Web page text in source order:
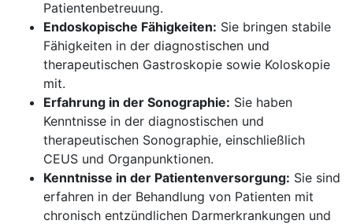
Patientenbetreuung.
Endoskopische Fähigkeiten: Sie bringen stabile
Fähigkeiten in der diagnostischen und
therapeutischen Gastroskopie sowie Koloskopie
mit.
Erfahrung in der Sonographie: Sie haben
Kenntnisse in der diagnostischen und
therapeutischen Sonographie, einschließlich
CEUS und Organpunktionen.
Kenntnisse in der Patientenversorgung: Sie sind
erfahren in der Behandlung von Patienten mit
chronisch entzündlichen Darmerkrankungen und